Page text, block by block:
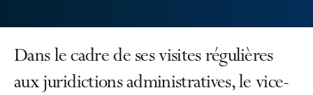
Dans le cadre de ses visites régulières
aux juridictions administratives, le vice-